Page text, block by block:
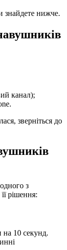
знайдете нижче.
канал);
зверніться до
з
рішення:
на 10 секунд.